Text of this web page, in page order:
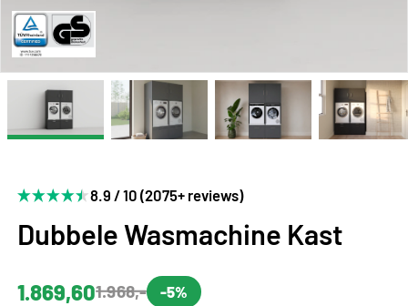
8.9 / 10 (2075+ reviews)
Dubbele Wasmachine Kast
1.869,601.968,- -5%